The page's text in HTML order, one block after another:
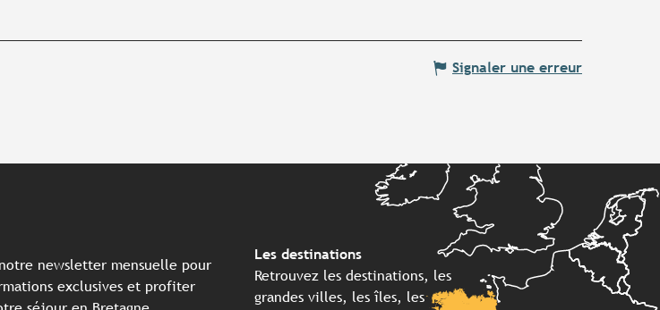
Signaler une erreur
newsletter mensuelle pour
exclusives et profiter
Les destinations
Retrouvez les destinations, les
grandes villes, les îles, les